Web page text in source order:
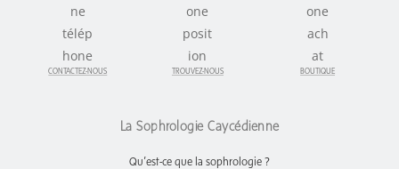
CONTACTEZ-NOUS TROUVEZ-NOUS BOUTIQUE
La Sophrologie Caycédienne
Qu’est-ce que la sophrologie ?